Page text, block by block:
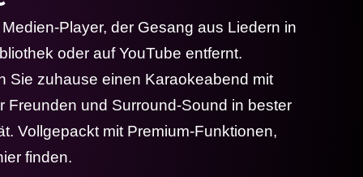
Player, der Gesang aus Liedern in
oder auf YouTube entfernt.
Sie zuhause einen Karaokeabend mit
Freunden und Surround-Sound in bester
Vollgepackt mit Premium-Funktionen,
finden.